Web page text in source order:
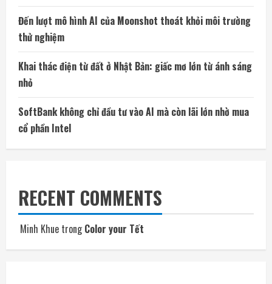
Đến lượt mô hình AI của Moonshot thoát khỏi môi trường
thử nghiệm
Khai thác điện từ đất ở Nhật Bản: giấc mơ lớn từ ánh sáng
nhỏ
SoftBank không chỉ đầu tư vào AI mà còn lãi lớn nhờ mua
cổ phần Intel
RECENT COMMENTS
Minh Khue trongColor your Tết